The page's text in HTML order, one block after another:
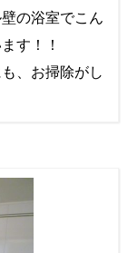
の浴室でこん
す！！
、お掃除がし